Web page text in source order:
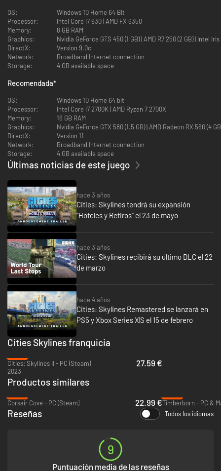
OS:
Windows 10 Home 64 Bit
Processor:
Intel Core I7 930 | AMD FX 6350
Memory:
8 GB RAM
Graphics:
Nvidia GeForce GTS
DirectX:
Version 9.0c
Network:
Broadband Internet connection
Storage:
4 GB available space
Recomendada*
OS:
Windows 10 Home 64 bit
Processor:
Intel Core I7 2700K | AMD Ryzen 7 2700X
Memory:
16 GB RAM
Graphics:
Nvidia GeForce GTX 580 (1.5 GB) | AMD Radeon RX 560 (4
DirectX:
Version 11
Network:
Broadband Internet connection
Storage:
4 GB available space
Últimas noticias de este juego
hace 3 años
Cities: Skylines tendrá su expansión
"Hoteles y Retiros" el 23 de mayo
hace 3 años
Cities: Skylines recibirá su último DLC el 22
de marzo
hace 4 años
Cities: Skylines Remastered se lanzará en
PS5 y Xbox Series X|S el 15 de febrero
Cities Skylines franquicia
Cities: Skylines II - PC (Steam)
2023
27.59 €
Productos similares
Corsair Cove - PC (Steam)
22.99 €Timberborn - PC &
Reseñas Todos los idiomas
9
Puntuación media de las reseñas